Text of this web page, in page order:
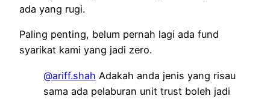
ada yang rugi.
Paling penting, belum pernah lagi ada fund
syarikat kami yang jadi zero.
@ariff.shah Adakah anda jenis yang risau
sama ada pelaburan unit trust boleh jadi